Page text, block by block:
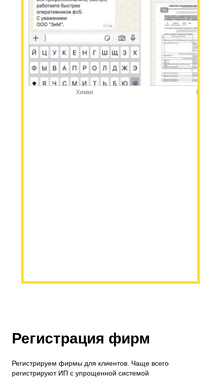
Химки Москва
Регистрация фирм
Регистрируем фирмы для клиентов. Чаще всего
регистрируют ИП с упрощенной системой